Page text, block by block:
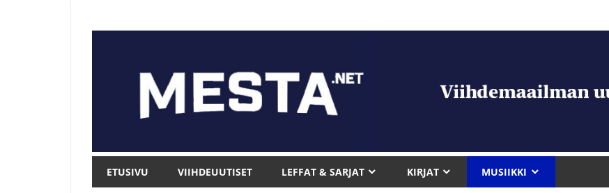
Mesta.net
ETUSIVU VIIHDEUUTISET LEFFAT & SARJAT KIRJAT MUSIIKKI